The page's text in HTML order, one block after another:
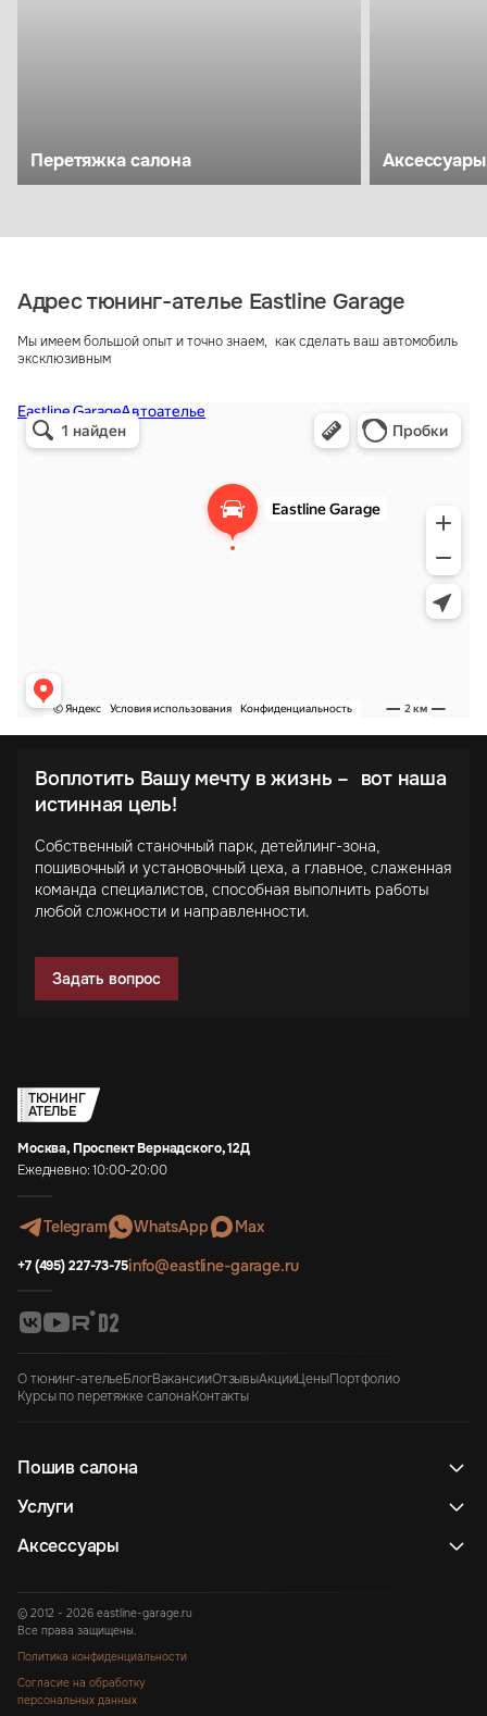
Перетяжка салона Аксессуары
Адрес тюнинг-ателье Eastline Garage
Мы имеем большой опыт и точно знаем, как сделать ваш автомобиль
эксклюзивным
Воплотить Вашу мечту в жизнь – вот наша
истинная цель!
Собственный станочный парк, детейлинг-зона,
пошивочный и установочный цеха, а главное, слаженная
команда специалистов, способная выполнить работы
любой сложности и направленности.
Задать вопрос
ТЮНИНГ
АТЕЛЬЕ
Москва, Проспект Вернадского, 12Д
Ежедневно: 10:00-20:00
Telegram WhatsApp Max
+7 (495) 227-73-75info@eastline-garage.ru
О тюнинг-ательеБлогВакансииОтзывыАкцииЦеныПортфолио
Курсы по перетяжке салонаКонтакты
Пошив салона
Услуги
Аксессуары
© 2012 - 2026 eastline-garage.ru
Все права защищены.
Политика конфиденциальности
Согласие на обработку
персональных данных